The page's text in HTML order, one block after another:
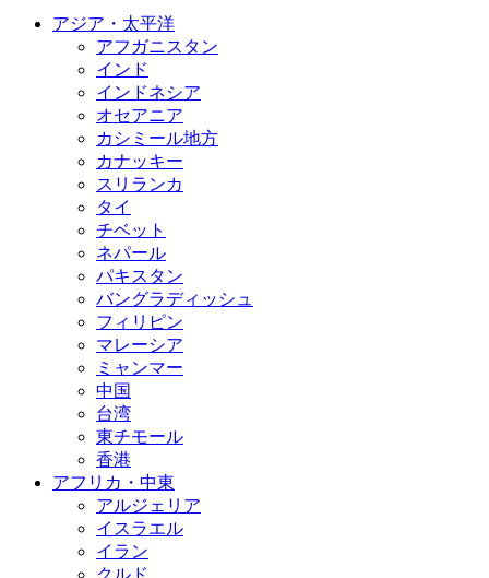
アジア・太平洋
アフガニスタン
インド
インドネシア
オセアニア
カシミール地方
カナッキー
スリランカ
タイ
チベット
ネパール
パキスタン
バングラディッシュ
フィリピン
マレーシア
ミャンマー
中国
台湾
東チモール
香港
アフリカ・中東
アルジェリア
イスラエル
イラン